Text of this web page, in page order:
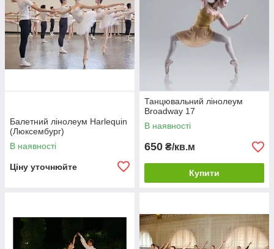
Балетний лінолеум Harlequin
(Люксембург)
В наявності
Ціну уточнюйте
Танцювальний лінолеум
Broadway 17
В наявності
650 ₴/кв.м
Купити